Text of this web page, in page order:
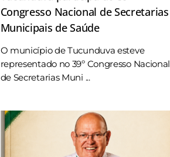
Congresso Nacional de Secretarias
Municipais de Saúde
O município de Tucunduva esteve
representado no 39º Congresso Nacional
de Secretarias Muni ...